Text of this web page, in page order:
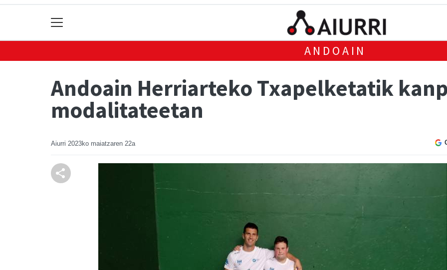
ANDOAIN
Andoain Herriarteko Txapelketatik
modalitateetan
Aiurri 2023ko maiatzaren 22a